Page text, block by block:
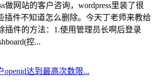
做网站的客户咨询，wordpress里装了很
插件不知道怎么删除。今天丁老师来教给
插件的方法：1.使用管理员长啊后登录
控...
达到最高次数限...